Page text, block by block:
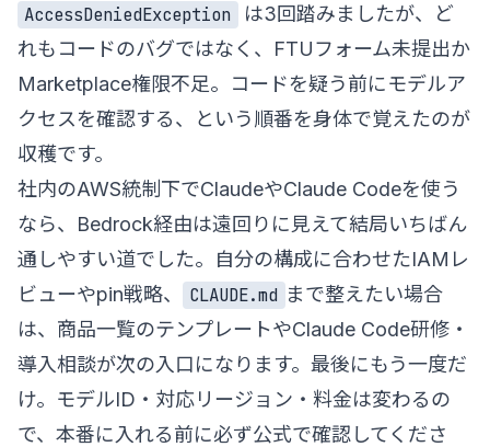
AccessDeniedException
は3回踏みましたが、ど
れもコードのバグではなく、FTUフォーム未提出か
Marketplace権限不足。コードを疑う前にモデルア
クセスを確認する、という順番を身体で覚えたのが
収穫です。
社内のAWS統制下でClaudeやClaude Codeを使う
なら、Bedrock経由は遠回りに見えて結局いちばん
通しやすい道でした。自分の構成に合わせたIAMレ
ビューやpin戦略、
CLAUDE.md まで整えたい場合
は、 商品一覧のテンプレートやClaude Code研修・
導入相談が次の入口になります。最後にもう一度だ
け。モデルID・対応リージョン・料金は変わるの
で、本番に入れる前に必ず公式で確認してくださ